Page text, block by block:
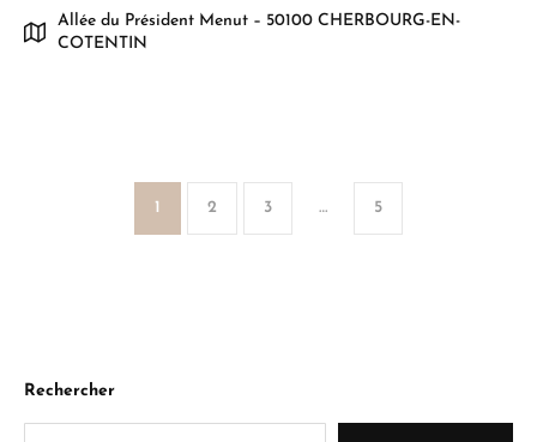
Allée du Président Menut – 50100 CHERBOURG-EN-
COTENTIN
1 2 3 … 5
Rechercher